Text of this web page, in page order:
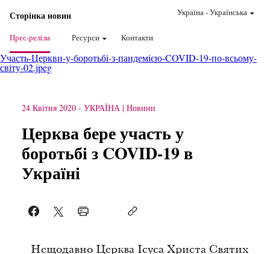
Сторінка новин
Прес-релізи Ресурси Контакти
Україна-Українська
Участь-Церкви-у-боротьбі-з-пандемією-COVID-19-по-всьому-
світу-02.jpeg
24 Квітня 2020 - УКРАЇНА Новини
Церква бере участь у
боротьбі з COVID-19 в
Україні
Нещодавно Церква Ісуса Христа Святих